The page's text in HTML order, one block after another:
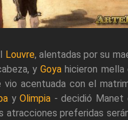
Louvre, alentadas por su
yGoya hicieron
vio acentuada con el
yOlimpia - decidió Manet
atracciones preferidas